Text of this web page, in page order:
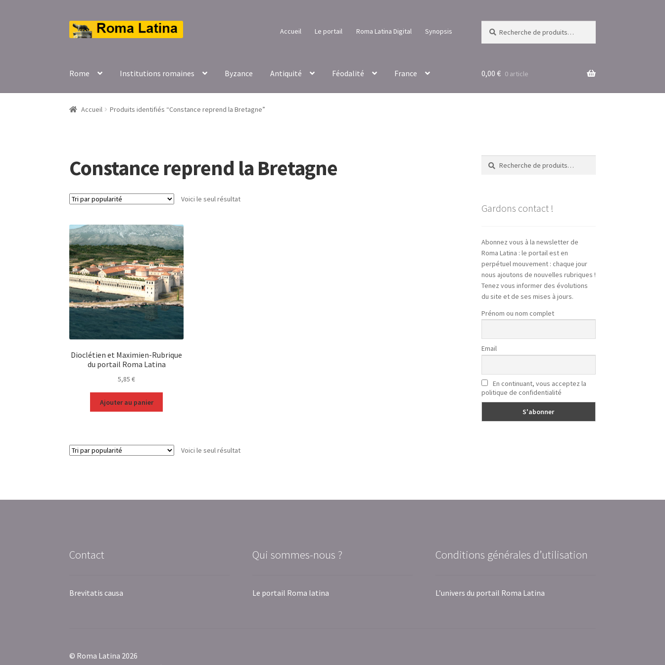
Aller
à
Aller
au
Accueil Le portail Roma Latina Digital Synopsis
pour :
Rome Institutions romaines Byzance Antiquité Féodalité France 0,00 € 0 article
Accueil Produits identifiés “Constance reprend la Bretagne”
Constance reprend la Bretagne
Voici le seul résultat
Dioclétien et Maximien-Rubrique
du portail Roma Latina
5,85€
Ajouter au panier
Voici le seul résultat
Recherche
pour :
Recherche
Gardons contact !
Abonnez vous à la newsletter de
Roma Latina : le portail est en
perpétuel mouvement : chaque jour
nous ajoutons de nouvelles rubriques !
Tenez vous informer des évolutions
du site et de ses mises à jours.
Prénom ou nom complet
Email
En continuant, vous acceptez la
politique de confidentialité
Contact
Brevitatis causa
Qui sommes-nous ?
Le portail Roma latina
Conditions générales d’utilisation
L’univers du portail Roma Latina
© Roma Latina 2026